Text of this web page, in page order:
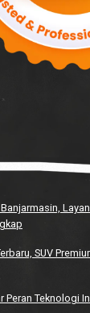
SUV
Peran Teknologi